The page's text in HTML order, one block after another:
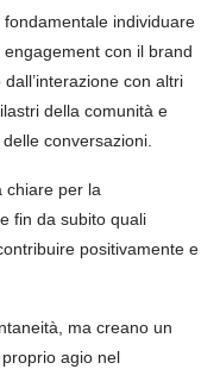
individuare
con il brand
con altri
della comunità e
conversazioni.
chiare per la
fin da subito quali
positivamente e
ma creano un
agio nel